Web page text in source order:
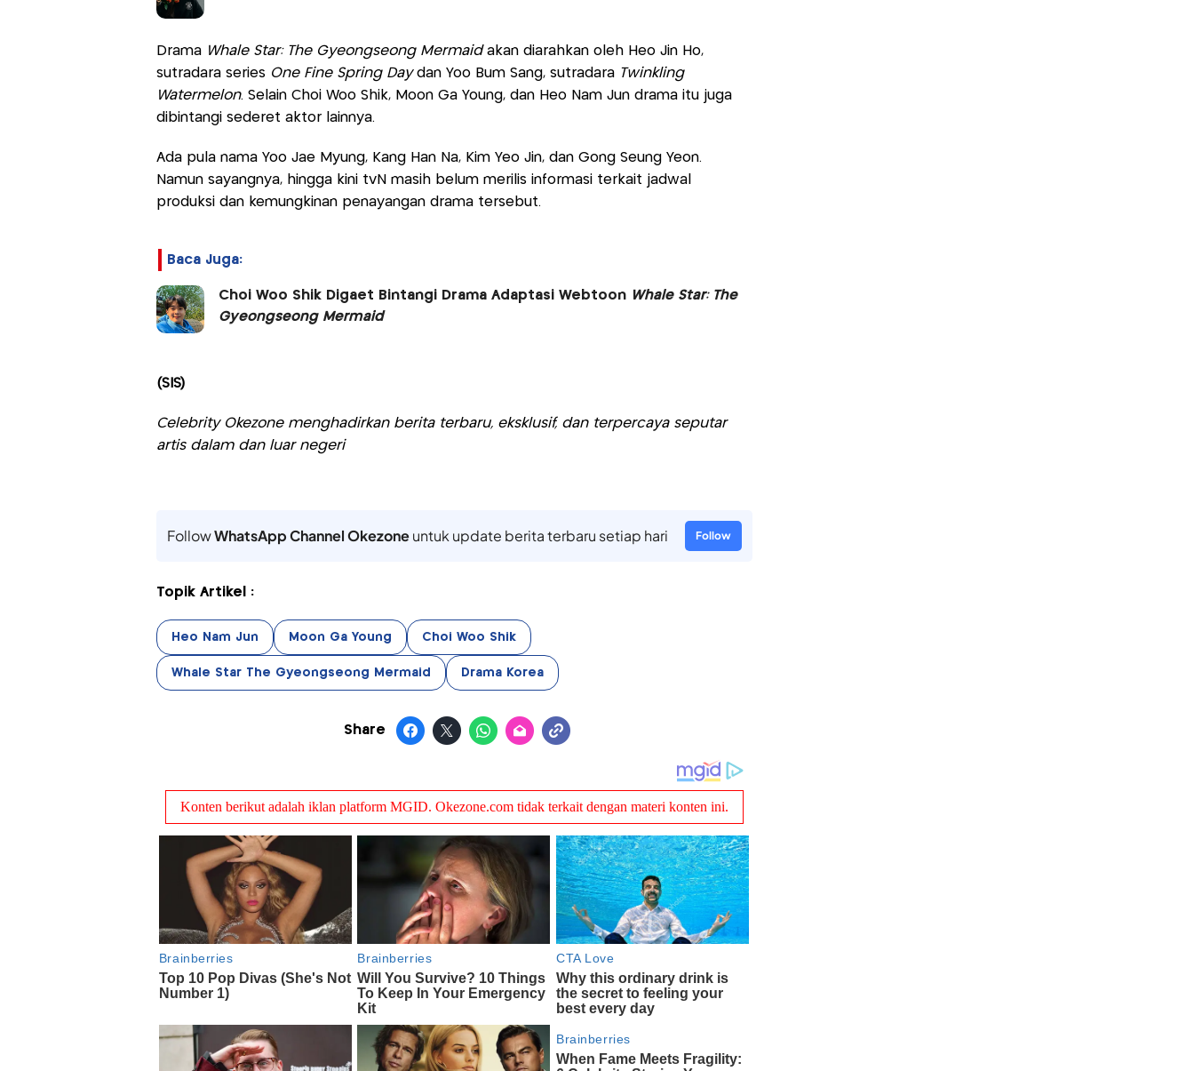
Drama Whale Star: The Gyeongseong Mermaidakan diarahkan oleh Heo Jin Ho,
sutradara series One Fine Spring Day dan Yoo Bum Sang, sutradara Twinkling
Watermelon. Selain Choi Woo Shik, Moon Ga Young, dan Heo Nam Jun drama itu juga
dibintangi sederet aktor lainnya.
Ada pula nama Yoo Jae Myung, Kang Han Na, Kim Yeo Jin, dan Gong Seung Yeon.
Namun sayangnya, hingga kini tvN masih belum merilis informasi terkait jadwal
produksi dan kemungkinan penayangan drama tersebut.
Baca Juga:
Choi Woo Shik Digaet Bintangi Drama Adaptasi Webtoon
Whale Star: The
Gyeongseong Mermaid
(SIS)
Celebrity Okezone menghadirkan berita terbaru, eksklusif, dan terpercaya seputar
artis dalam dan luar negeri
FollowWhatsApp Channel Okezoneuntuk update berita terbaru setiap hari Follow
Topik Artikel :
Heo Nam Jun Moon Ga Young Choi Woo Shik
Whale Star The Gyeongseong Mermaid Drama Korea
Share